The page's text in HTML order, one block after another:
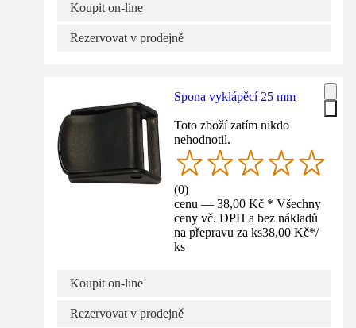
Koupit on-line
Rezervovat v prodejně
Spona vyklápěcí 25 mm
Toto zboží zatím nikdo
nehodnotil.
(0)
cenu — 38,00 Kč * Všechny
ceny vč. DPH a bez nákladů
na přepravu za ks38,00 Kč*/
ks
Koupit on-line
Rezervovat v prodejně